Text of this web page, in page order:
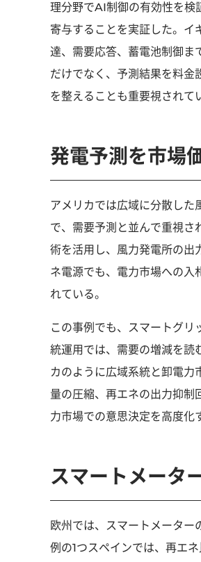
理分野でAI制御の有効性を検
寄与することを実証した。イ
達、需要応答、蓄電池制御ま
だけでなく、予測結果を料金
を整えることも重要視されて
発電予測を市場
アメリカでは広域に分散し
で、需要予測と並んで重視
術を活用し、風力発電所の出
ネ電源でも、電力市場への入
れている。
この事例でも、スマートグ
統運用では、需要の増減を読
カのように広域系統と卸電
量の圧縮、再エネの出力抑
力市場での意思決定を高度化
スマートメータ
欧州では、スマートメーター
例の1つスペインでは、再エ